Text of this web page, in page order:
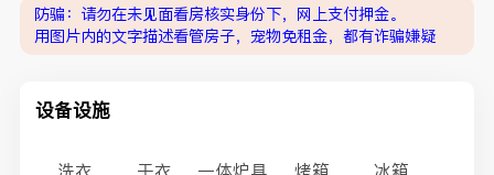
防骗：请勿在未见面看房核实身份下，网上支付押金。
用图片内的文字描述看管房子，宠物免租金，都有诈骗嫌疑
设备设施